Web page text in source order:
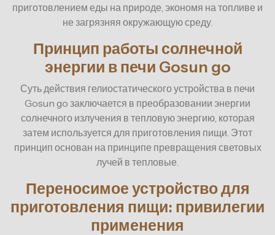
приготовлением еды на природе, экономя на топливе и
не загрязняя окружающую среду.
Принцип работы солнечной
энергии в печи Gosun go
Суть действия гелиостатического устройства в печи
Gosun go заключается в преобразовании энергии
солнечного излучения в тепловую энергию, которая
затем используется для приготовления пищи. Этот
принцип основан на принципе превращения световых
лучей в тепловые.
Переносимое устройство для
приготовления пищи: привилегии
применения